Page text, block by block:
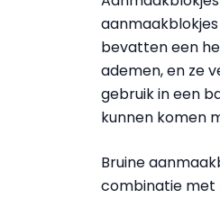
bevatten een
ademen, en ze
gebruik in een
kunnen komen
Bruine
combinatie met